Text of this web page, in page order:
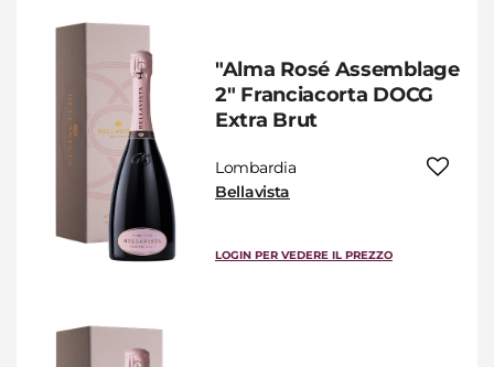
"Alma Rosé Assemblage
2" Franciacorta DOCG
Extra Brut
Lombardia
Bellavista
LOGIN PER VEDERE IL PREZZO